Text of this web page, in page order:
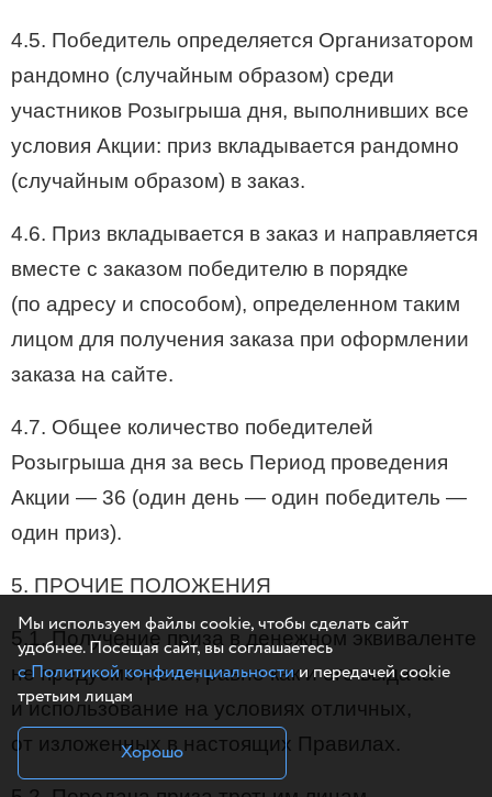
4.5. Победитель определяется Организатором
рандомно (случайным образом) среди
участников Розыгрыша дня, выполнивших все
условия Акции: приз вкладывается рандомно
(случайным образом) в заказ.
4.6. Приз вкладывается в заказ и направляется
вместе с заказом победителю в порядке
(по адресу и способом), определенном таким
лицом для получения заказа при оформлении
заказа на сайте.
4.7. Общее количество победителей
Розыгрыша дня за весь Период проведения
Акции — 36 (один день — один победитель —
один приз).
5. ПРОЧИЕ ПОЛОЖЕНИЯ
5.1. Получение приза в денежном эквиваленте
не предусмотрено, равно как и его выдача
и использование на условиях отличных,
от изложенных в настоящих Правилах.
Мы используем файлы cookie, чтобы сделать сайт
удобнее. Посещая сайт, вы соглашаетесь
с Политикой конфиденциальностии передачей cookie
третьим лицам
Хорошо